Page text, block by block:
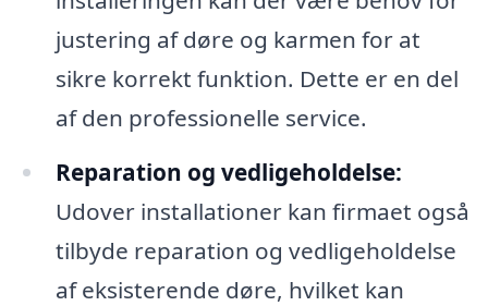
justering af døre og karmen for at
sikre korrekt funktion. Dette er en del
af den professionelle service.
Reparation og vedligeholdelse:
Udover installationer kan firmaet også
tilbyde reparation og vedligeholdelse
af eksisterende døre, hvilket kan